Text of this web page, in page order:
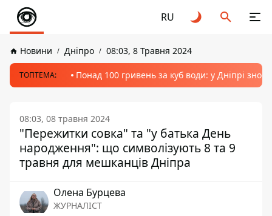
RU
Новини Дніпро 08:03, 8 Травня 2024
ТОПТЕМА: Понад 100 гривень за куб води: у Дніпрі
08:03, 08 травня 2024
"Пережитки совка" та "у батька День
народження": що символізують 8 та 9
травня для мешканців Дніпра
Олена Бурцева
ЖУРНАЛІСТ